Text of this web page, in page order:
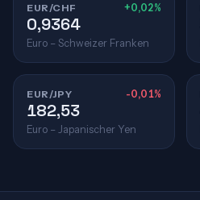
EUR/CHF +0,02%
0,9364
Euro – Schweizer Franken
EUR/JPY -0,01%
182,53
Euro – Japanischer Yen